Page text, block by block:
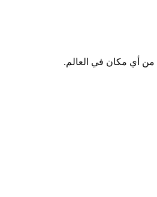
أي مكان في العالم.